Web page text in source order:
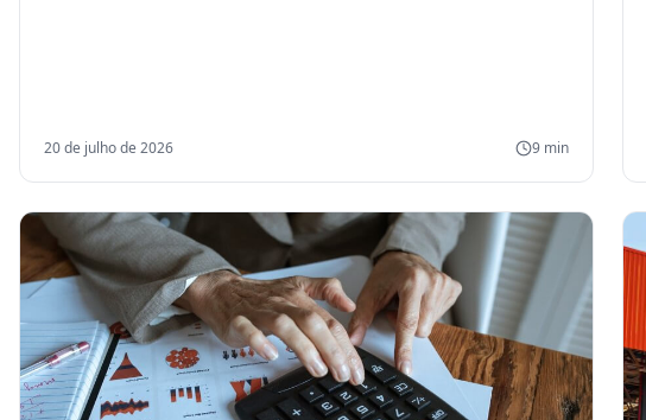
20 de julho de 2026 9 min